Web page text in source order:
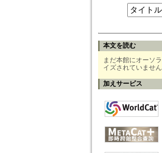
本文を読む
まだ本館にオーソラ
イズされていません
加えサービス